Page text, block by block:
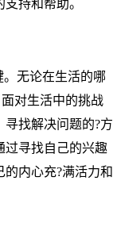
持和帮助。
。无论在生活的哪
对生活中的挑战
找解决问题的?方
过寻找自己的兴趣
内心充?满活力和